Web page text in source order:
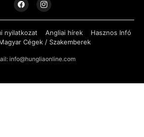
nyilatkozat Angliai hírek
Hasznos Infó
Cégek / Szakemberek
info@hungliaonline.com